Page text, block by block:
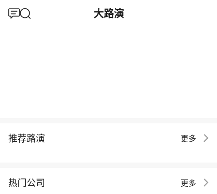
大路演
推荐路演 更多
热门公司 更多